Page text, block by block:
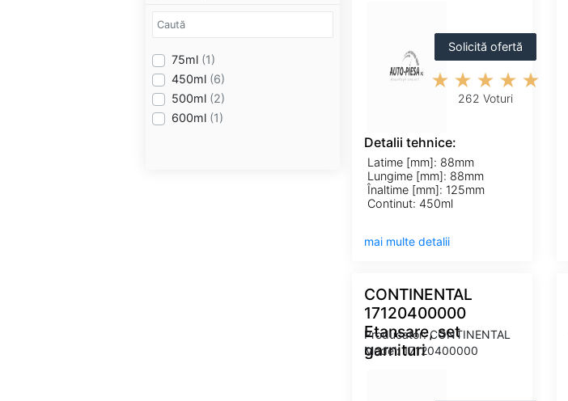
75ml (1)
450ml (6)
500ml (2)
600ml (1)
Solicită ofertă
262 Voturi
Detalii tehnice:
Latime [mm]: 88mm
Lungime [mm]: 88mm
Înaltime [mm]: 125mm
Continut: 450ml
mai multe detalii
CONTINENTAL
17120400000
Etansare, set
garnituri
Producator: CONTINENTAL
Model: 17120400000